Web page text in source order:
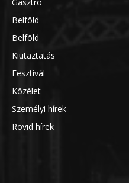
Belföld
Belföld
Kiutaztatás
Fesztivál
Közélet
Személyi hírek
Rövid hírek